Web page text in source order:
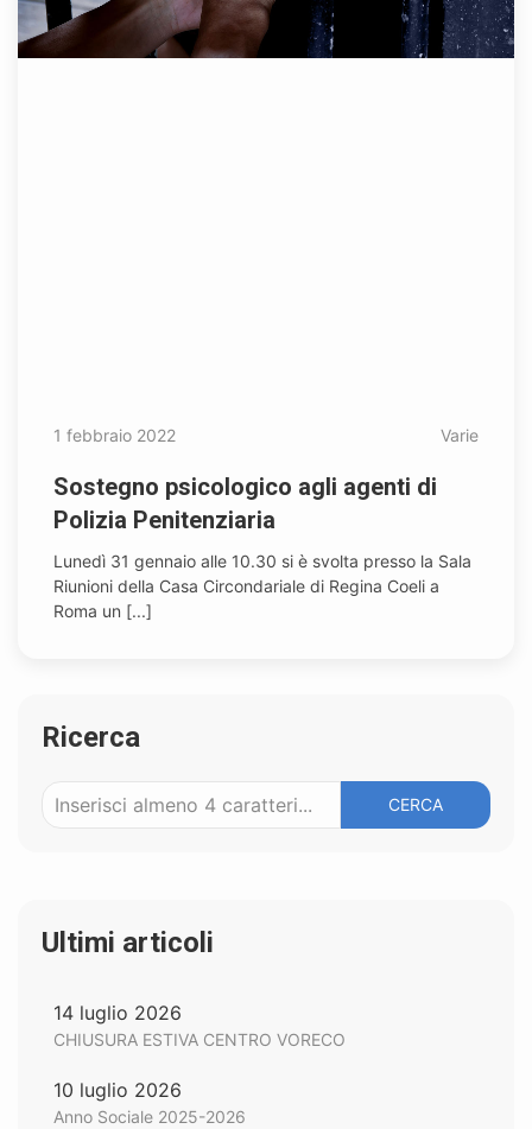
1 febbraio 2022 Varie
Sostegno psicologico agli agenti di
Polizia Penitenziaria
Lunedì 31 gennaio alle 10.30 si è svolta presso la Sala
Riunioni della Casa Circondariale di Regina Coeli a
Roma un [...]
Ricerca
CERCA
Ultimi articoli
14 luglio 2026
CHIUSURA ESTIVA CENTRO VORECO
10 luglio 2026
Anno Sociale 2025-2026